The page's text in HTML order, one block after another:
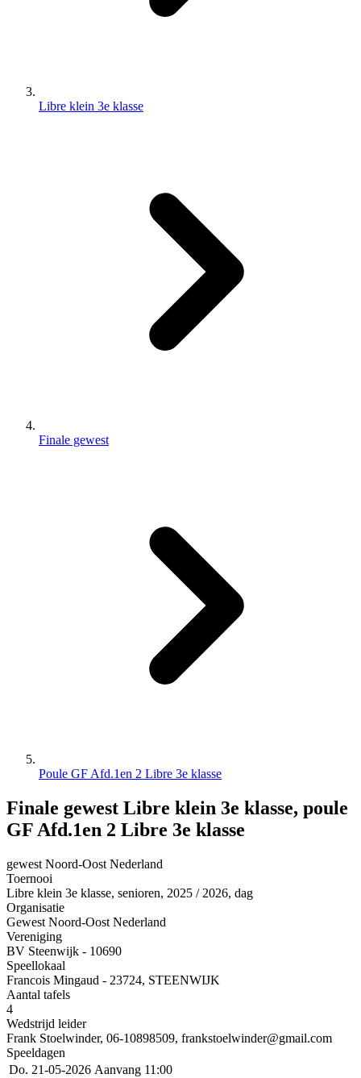
Libre klein 3e klasse
Finale gewest
Poule GF Afd.1en 2 Libre 3e klasse
Finale gewest Libre klein 3e klasse, poule
GF Afd.1en 2 Libre 3e klasse
gewest Noord-Oost Nederland
Toernooi
Libre klein 3e klasse, senioren, 2025 / 2026, dag
Organisatie
Gewest Noord-Oost Nederland
Vereniging
BV Steenwijk - 10690
Speellokaal
Francois Mingaud - 23724, STEENWIJK
Aantal tafels
4
Wedstrijd leider
Frank Stoelwinder, 06-10898509, frankstoelwinder@gmail.com
Speeldagen
Do. 21-05-2026 Aanvang 11:00